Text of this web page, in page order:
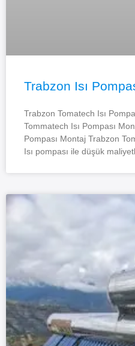
Trabzon Isı
Trabzon Tomatech Isı
Tommatech Isı Pompası
Pompası Montaj Trabzon
Isı pompası ile düşük